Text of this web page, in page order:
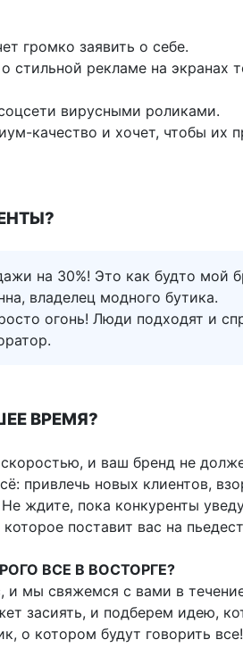
громко заявить о себе.
стильной рекламе на экранах
вирусными роликами.
качество и хочет, чтобы их
на 30%! Это как будто мой
владелец модного бутика.
огонь! Люди подходят и
ВРЕМЯ?
и ваш бренд не
привлечь новых клиентов,
ждите, пока конкуренты
поставит вас на
ВСЕ В ВОСТОРГЕ?
и мы свяжемся с вами в
засиять, и подберем идею,
о котором будут говорить все!